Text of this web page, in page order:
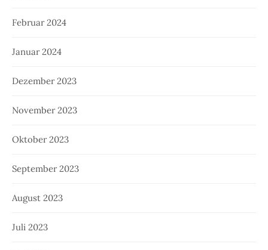
Februar 2024
Januar 2024
Dezember 2023
November 2023
Oktober 2023
September 2023
August 2023
Juli 2023